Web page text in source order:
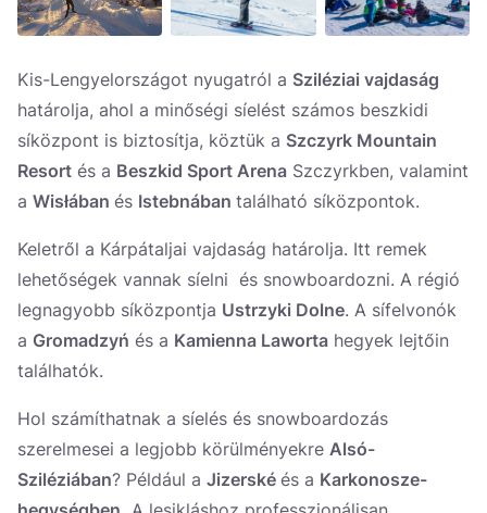
Kis-Lengyelországot nyugatról a Sziléziai vajdaság
határolja, ahol a minőségi síelést számos beszkidi
síközpont is biztosítja, köztük a Szczyrk Mountain
Resort és a Beszkid Sport Arena Szczyrkben, valamint
a Wisłában és Istebnában található síközpontok.
Keletről a Kárpátaljai vajdaság határolja. Itt remek
lehetőségek vannak síelni és snowboardozni. A régió
legnagyobb síközpontja Ustrzyki Dolne. A sífelvonók
a Gromadzyń és a Kamienna Laworta hegyek lejtőin
találhatók.
Hol számíthatnak a síelés és snowboardozás
szerelmesei a legjobb körülményekre Alsó-
Sziléziában? Például a Jizerské és a Karkonosze-